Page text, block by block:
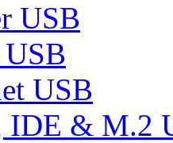
USB
USB
IDE & M.2